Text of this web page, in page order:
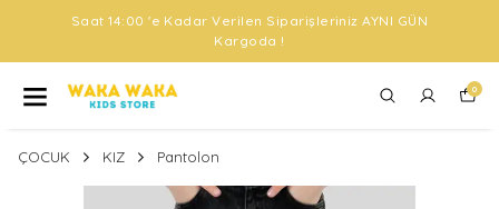
Saat 14:00 'e Kadar Verilen Siparişleriniz AYNI GÜN
Kargoda !
0
ÇOCUK KIZ Pantolon